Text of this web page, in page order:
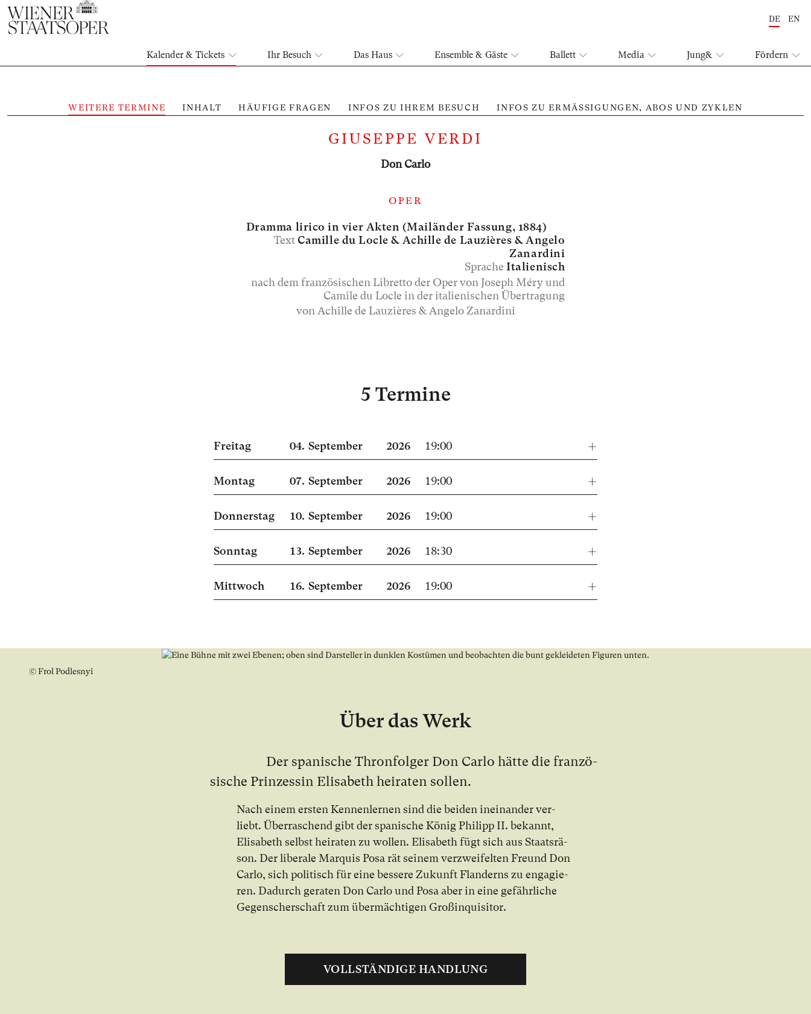
DE EN
Kalender & Tickets Ihr Besuch Das Haus Ensemble & Gäste Ballett Media Jung& Fördern
WEITERE TERMINE INHALT HÄUFIGE FRAGEN INFOS ZU IHREM BESUCH INFOS ZU ERMÄSSIGUNGEN, ABOS UND ZYKLEN
GIUSEPPE VERDI
Don Carlo
OPER
Dramma lirico in vier Akten (Mailänder Fassung, 1884)
TextCamille du Locle & Achille de Lauzières &Angelo
Zanardini
SpracheItalienisch
nach dem französischen Libretto der Oper von Joseph Méry und
Camile du Locle in der italienischen Übertragung
von Achille de Lauzières & Angelo Zanardini
5 Termine
Freitag 04. September 2026 19:00
Montag 07. September 2026 19:00
Donnerstag 10. September 2026 19:00
Sonntag 13. September 2026 18:30
Mittwoch 16. September 2026 19:00
© Frol Podlesnyi
Über das Werk
Der spa­ni­sche Thron­fol­ger Don Carlo hät­te die fran­zö­
si­sche Prin­zes­sin Eli­sa­beth hei­ra­ten sol­len.
Nach ei­nem ers­ten Ken­nen­ler­nen sind die bei­den in­ein­an­der ver­
liebt. Über­ra­schend gibt der spa­ni­sche Kö­nig Phil­ipp II. be­kannt,
Eli­sa­beth selbst hei­ra­ten zu wol­len. Eli­sa­beth fügt sich aus Staats­rä­
son. Der li­be­ra­le Mar­quis Po­sa rät sei­nem ver­zwei­fel­ten Freund Don
Carlo, sich po­li­tisch für ei­ne bes­se­re Zu­kunft Flan­derns zu en­ga­gie­
ren. Da­durch ge­ra­ten Don Carlo und Po­sa aber in ei­ne ge­fähr­li­che
Ge­gen­scher­schaft zum über­mäch­ti­gen Groß­in­qui­si­tor.
VOLLSTÄNDIGE HANDLUNG